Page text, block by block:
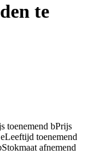
te
toenemend bPrijs
eLeeftijd toenemend
Stokmaat afnemend